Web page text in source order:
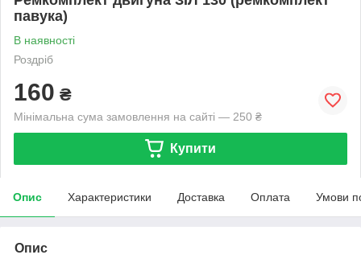
павука)
В наявності
Роздріб
160 ₴
Мінімальна сума замовлення на сайті — 250 ₴
Купити
Опис Характеристики Доставка Оплата Умови
Опис